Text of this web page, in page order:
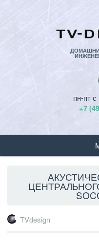
пн-пт
+7
TVdesign